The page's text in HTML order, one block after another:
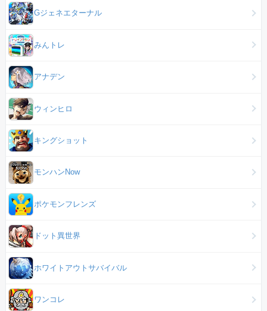
Gジェネエターナル
みんトレ
アナデン
ウィンヒロ
キングショット
モンハンNow
ポケモンフレンズ
ドット異世界
ホワイトアウトサバイバル
ワンコレ